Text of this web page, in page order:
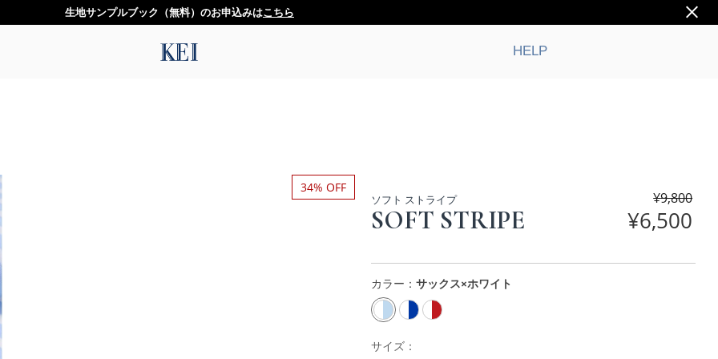
生地サンプルブック（無料）のお申込みはこちら
HELP
34% OFF
ソフト ストライプ
SOFT STRIPE
¥9,800
¥6,500
カラー：サックス×ホワイト
サイズ：